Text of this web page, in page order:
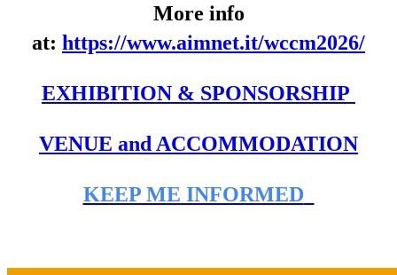
More info
at: https://www.aimnet.it/wccm2026/
EXHIBITION & SPONSORSHIP
VENUE and ACCOMMODATION
KEEP ME INFORMED